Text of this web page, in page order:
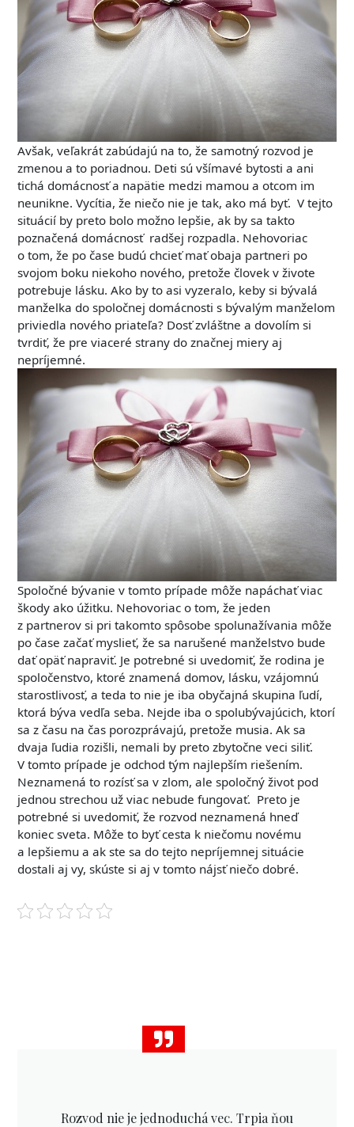
Avšak, veľakrát zabúdajú na to, že samotný rozvod je
zmenou a to poriadnou. Deti sú všímavé bytosti a ani
tichá domácnosť a napätie medzi mamou a otcom im
neunikne. Vycítia, že niečo nie je tak, ako má byť. V tejto
situácií by preto bolo možno lepšie, ak by sa takto
poznačená domácnosť radšej rozpadla. Nehovoriac
o tom, že po čase budú chcieť mať obaja partneri po
svojom boku niekoho nového, pretože človek v živote
potrebuje lásku. Ako by to asi vyzeralo, keby si bývalá
manželka do spoločnej domácnosti s bývalým manželom
priviedla nového priateľa? Dosť zvláštne a dovolím si
tvrdiť, že pre viaceré strany do značnej miery aj
nepríjemné.
Spoločné bývanie v tomto prípade môže napáchať viac
škody ako úžitku. Nehovoriac o tom, že jeden
z partnerov si pri takomto spôsobe spolunažívania môže
po čase začať myslieť, že sa narušené manželstvo bude
dať opäť napraviť. Je potrebné si uvedomiť, že rodina je
spoločenstvo, ktoré znamená domov, lásku, vzájomnú
starostlivosť, a teda to nie je iba obyčajná skupina ľudí,
ktorá býva vedľa seba. Nejde iba o spolubývajúcich, ktorí
sa z času na čas porozprávajú, pretože musia. Ak sa
dvaja ľudia rozišli, nemali by preto zbytočne veci siliť.
V tomto prípade je odchod tým najlepším riešením.
Neznamená to rozísť sa v zlom, ale spoločný život pod
jednou strechou už viac nebude fungovať. Preto je
potrebné si uvedomiť, že rozvod neznamená hneď
koniec sveta. Môže to byť cesta k niečomu novému
a lepšiemu a ak ste sa do tejto nepríjemnej situácie
dostali aj vy, skúste si aj v tomto nájsť niečo dobré.
Rozvod nie je jednoduchá vec. Trpia ňou